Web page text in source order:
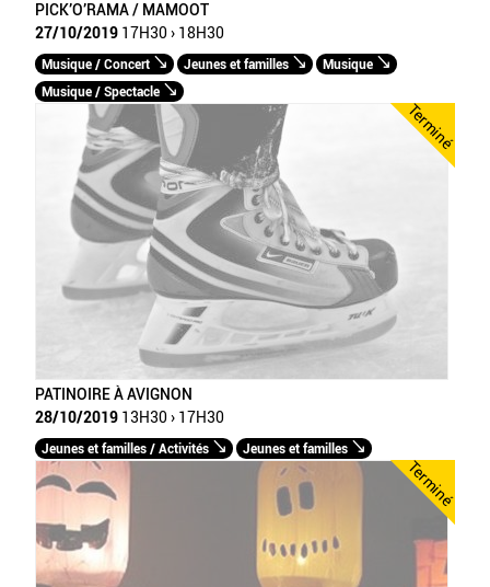
PICK’O’RAMA / MAMOOT
27/10/2019 17H30 › 18H30
Musique / Concert Jeunes et familles
Musique
Musique / Spectacle
Terminé
PATINOIRE À AVIGNON
28/10/2019 13H30 › 17H30
Jeunes et familles / Activités Jeunes et familles
Terminé